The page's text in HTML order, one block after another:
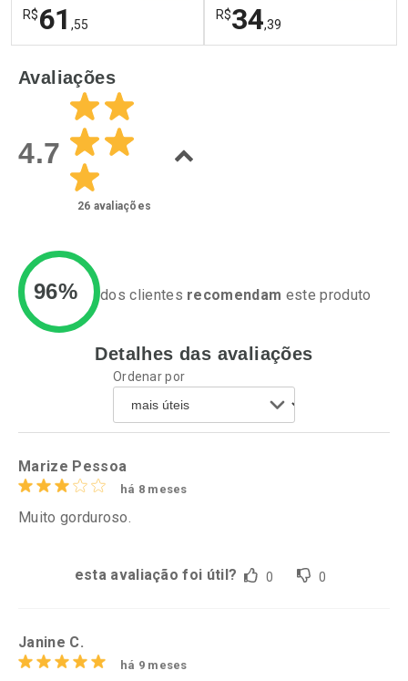
R$61 ,55
Laboratório
Ativar Desconto
Comprar sem Desconto
Por R$ 61,55/cada
Por Menos
Comprar sem Desconto
R$34,39
Ativar Desconto
Comprar sem Desconto
Por R$ 34,39/cada
Por R$ 34,39/cada
Avaliações
4.7
26 avaliações
96% dos clientes recomendam este produto
Detalhes das avaliações
Ordenar por
Marize Pessoa
há 8 meses
Muito gorduroso.
esta avaliação foi útil? 0 0
Janine C.
há 9 meses